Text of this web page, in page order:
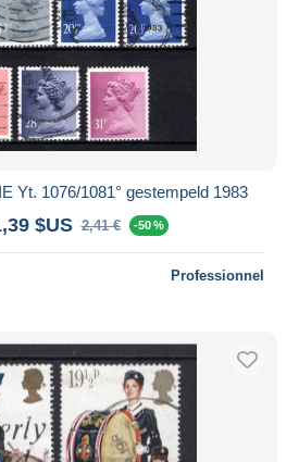
Yt. 1076/1081° gestempeld 1983
$US 2,41 € -50 %
Professionnel